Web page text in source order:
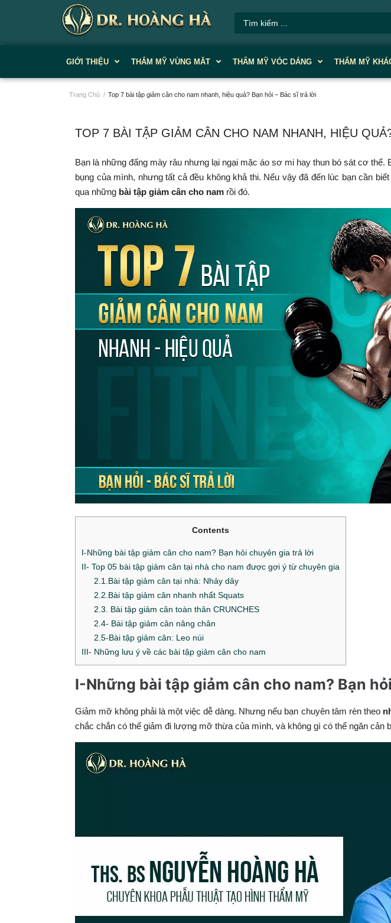
GIỚI THIỆU THẨM MỸ VÙNG MĂT THẨM MỸ VÓC DÁNG THẨM MỸ
Trang Chủ / Top 7 bài tập giảm cân cho nam nhanh, hiệu quả? Bạn hỏi – Bác sĩ trả lời
TOP 7 BÀI TẬP GIẢM CÂN CHO NAM NHANH, HIỆU
Bạn là những đấng mày râu nhưng lại ngại mặc áo sơ mi hay thun bó sát cơ thể.
bụng của mình, nhưng tất cả đều không khả thi. Nếu vậy đã đến lúc bạn cần
qua những bài tập giảm cân cho nam rồi đó.
Contents
I-Những bài tập giảm cân cho nam? Bạn hỏi chuyên gia trả lời
II- Top 05 bài tập giảm cân tại nhà cho nam được gợi ý từ chuyên gia
2.1.Bài tập giảm cân tại nhà: Nhảy dây
2.2.Bài tập giảm cân nhanh nhất Squats
2.3. Bài tập giảm cân toàn thân CRUNCHES
2.4- Bài tập giảm cân nâng chân
2.5-Bài tập giảm cân: Leo núi
III- Những lưu ý về các bài tập giảm cân cho nam
I-Những bài tập giảm cân cho nam? Bạn
Giảm mỡ không phải là một việc dễ dàng. Nhưng nếu bạn chuyên tâm rèn theo
chắc chắn có thể giảm đi lượng mỡ thừa của mình, và không gì có thể ngăn cản